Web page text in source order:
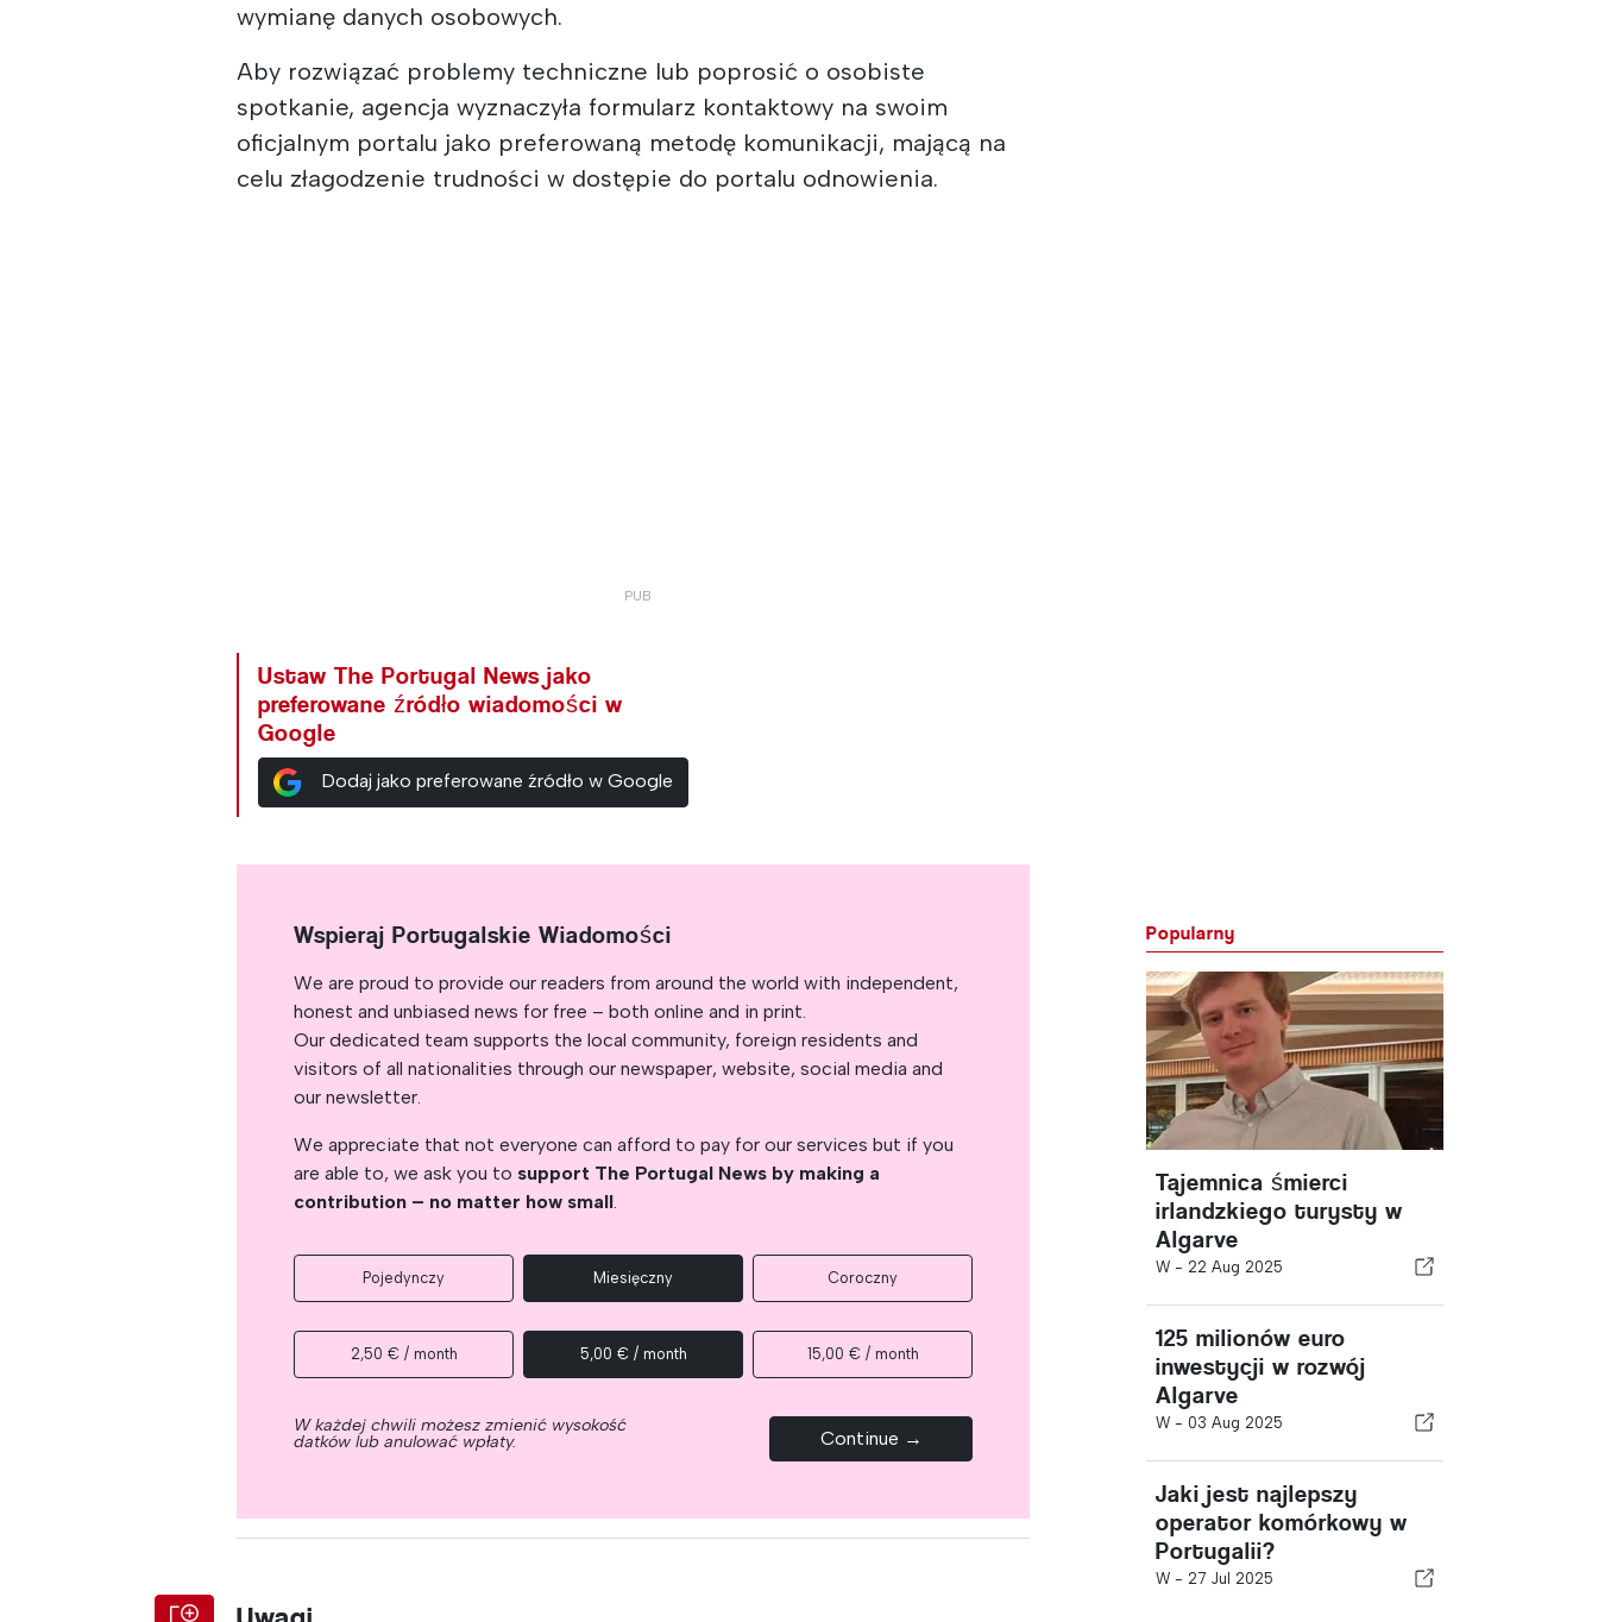
wymianę danych osobowych.
Aby rozwiązać problemy techniczne lub poprosić o osobiste
spotkanie, agencja wyznaczyła formularz kontaktowy na swoim
oficjalnym portalu jako preferowaną metodę komunikacji, mającą na
celu złagodzenie trudności w dostępie do portalu odnowienia.
Ustaw The Portugal News jako
preferowane źródło wiadomości w
Google
Dodaj jako preferowane źródło w Google
Wspieraj Portugalskie Wiadomości
We are proud to provide our readers from around the world with independent,
honest and unbiased news for free – both online and in print.
Our dedicated team supports the local community, foreign residents and
visitors of all nationalities through our newspaper, website, social media and
our newsletter.
We appreciate that not everyone can afford to pay for our services but if you
are able to, we ask you to support The Portugal News by making a
contribution – no matter how small.
Pojedynczy Miesięczny Coroczny
2,50 € / month 5,00 € / month 15,00 € / month
W każdej chwili możesz zmienić wysokość
datków lub anulować wpłaty. Continue →
Popularny
Tajemnica śmierci
irlandzkiego turysty w
Algarve
W - 22 Aug 2025
125 milionów euro
inwestycji w rozwój
Algarve
W - 03 Aug 2025
Jaki jest najlepszy
operator komórkowy w
Portugalii?
W - 27 Jul 2025